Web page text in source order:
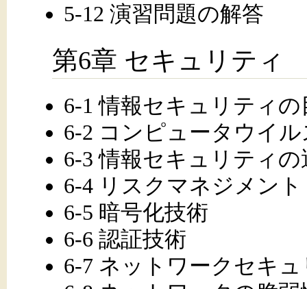
5-12 演習問題の解答
第6章 セキュリティ
6-1 情報セキュリティ
6-2 コンピュータウイル
6-3 情報セキュリティの
6-4 リスクマネジメント
6-5 暗号化技術
6-6 認証技術
6-7 ネットワークセキ